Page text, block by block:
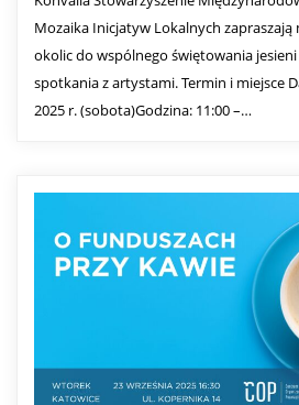
Mozaika Inicjatyw Lokalnych zapraszają
okolic do wspólnego świętowania
spotkania z artystami. Termin i miejsce
2025 r. (sobota)Godzina: 11:00 –…